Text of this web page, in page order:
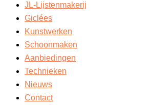
JL-Lijstenmakerij
Giclées
Kunstwerken
Schoonmaken
Aanbiedingen
Technieken
Nieuws
Contact